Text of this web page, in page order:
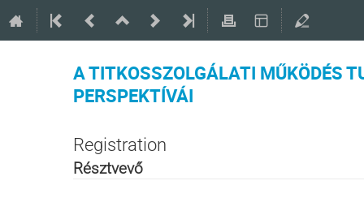
A TITKOSSZOLGÁLATI MŰKÖDÉS
PERSPEKTÍVÁI
Registration
Résztvevő